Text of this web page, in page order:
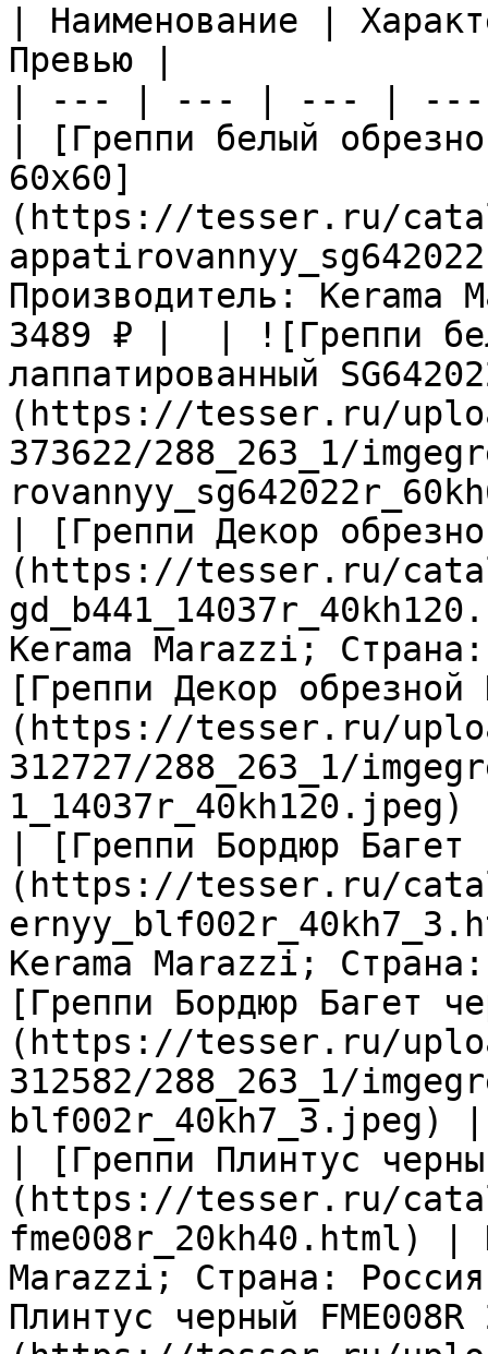
| Наименование |
Превью |
| --- | --- | --- |
| [Греппи белый
60х60]
(https://tesser.ru/
Производитель:
3489 ₽ |  | ![Греппи
лаппатированный
(https://tesser.ru/
373622/288_263_1/
| [Греппи Декор
(https://tesser.ru/
Kerama Marazzi;
[Греппи Декор обрезной
(https://tesser.ru/
312727/288_263_1/
| [Греппи Бордюр Багет
(https://tesser.ru/
Kerama Marazzi;
[Греппи Бордюр Багет
(https://tesser.ru/
312582/288_263_1/
blf002r_40kh7_3.jpeg) |
| [Греппи Плинтус
(https://tesser.ru/
fme008r_20kh40.html) |
Marazzi; Страна:
Плинтус черный